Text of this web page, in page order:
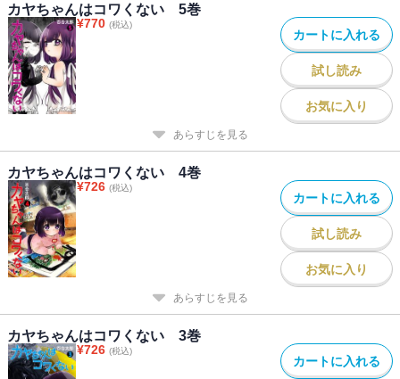
カヤちゃんはコワくない 5巻
¥770 (税込)
カートに入れる
試し読み
お気に入り
あらすじを見る
カヤちゃんはコワくない 4巻
¥726 (税込)
カートに入れる
試し読み
お気に入り
あらすじを見る
カヤちゃんはコワくない 3巻
¥726 (税込)
カートに入れる